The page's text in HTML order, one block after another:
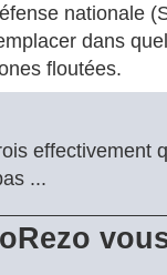
nationale
dans
floutées.
effectivement
...